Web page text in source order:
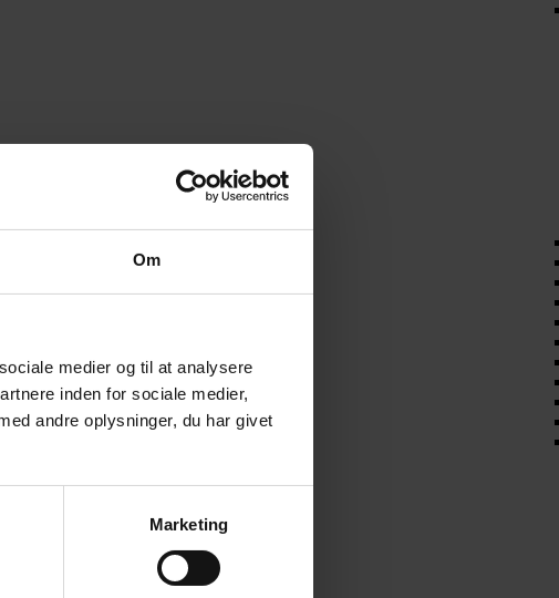
Om
medier og til at analysere
inden for sociale medier,
andre oplysninger, du har givet
Marketing